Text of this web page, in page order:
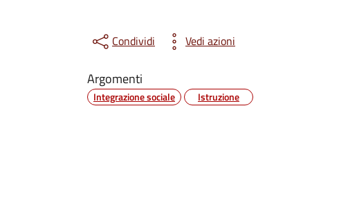
Condividi Vedi azioni
Argomenti
Integrazione sociale Istruzione